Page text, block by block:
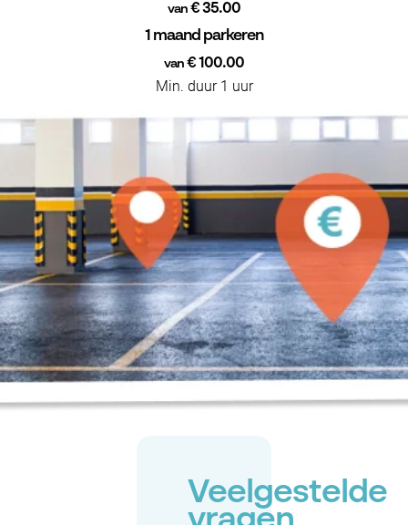
van€ 35.00
1 maand parkeren
van€ 100.00
Min. duur 1 uur
Veelgestelde